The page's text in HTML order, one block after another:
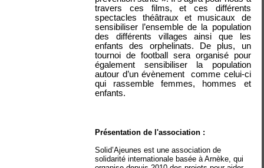
travers ces films, et ces différents
spectacles théâtraux et musicaux de
sensibiliser l’ensemble de la population
des différents villages ainsi que les
enfants des orphelinats. De plus, un
tournoi de football sera organisé pour
également sensibiliser la population
autour d’un évènement comme celui-ci
qui rassemble femmes, hommes et
enfants.
Présentation de l'association :
Solid’Ajeunes est une association de
solidarité internationale basée à Arnèke, qui